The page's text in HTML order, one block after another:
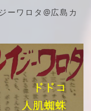
ーワロタ@広島カ